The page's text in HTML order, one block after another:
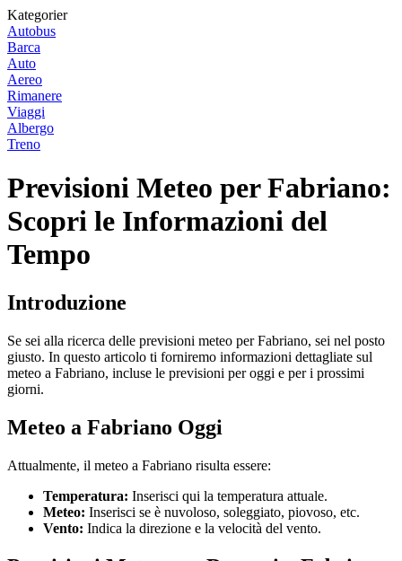
Kategorier
Autobus
Barca
Auto
Aereo
Rimanere
Viaggi
Albergo
Treno
Previsioni Meteo per Fabriano:
Scopri le Informazioni del
Tempo
Introduzione
Se sei alla ricerca delle previsioni meteo per Fabriano, sei nel posto
giusto. In questo articolo ti forniremo informazioni dettagliate sul
meteo a Fabriano, incluse le previsioni per oggi e per i prossimi
giorni.
Meteo a Fabriano Oggi
Attualmente, il meteo a Fabriano risulta essere:
Temperatura: Inserisci qui la temperatura attuale.
Meteo: Inserisci se è nuvoloso, soleggiato, piovoso, etc.
Vento: Indica la direzione e la velocità del vento.